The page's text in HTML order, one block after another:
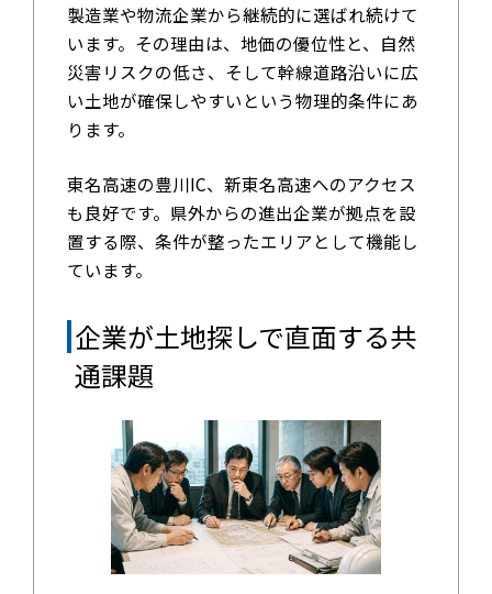
製造業や物流企業から継続的に選ばれ続けて
います。その理由は、地価の優位性と、自然
災害リスクの低さ、そして幹線道路沿いに広
い土地が確保しやすいという物理的条件にあ
ります。
東名高速の豊川IC、新東名高速へのアクセス
も良好です。県外からの進出企業が拠点を設
置する際、条件が整ったエリアとして機能し
ています。
企業が土地探しで直面する共
通課題